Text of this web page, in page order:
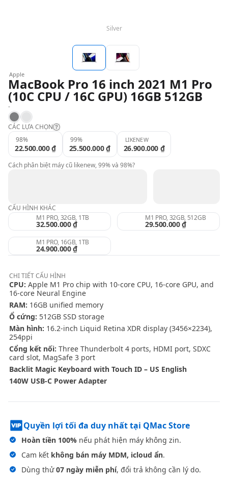
Silver
Apple
MacBook Pro 16 inch 2021 M1 Pro
(10C CPU / 16C GPU) 16GB 512GB
-
Space Gray
Silver
CÁC LỰA CHỌN
Likenew:
98%:
98%
22.500.000 ₫
99%
25.500.000 ₫
LIKENEW
26.900.000 ₫
Cách phân biệt máy cũ likenew, 99% và 98%?
CẤU HÌNH KHÁC
M1 PRO, 32GB, 1TB
32.500.000 ₫
M1 PRO, 32GB, 512GB
29.500.000 ₫
M1 PRO, 16GB, 1TB
24.900.000 ₫
CHI TIẾTCẤU HÌNH
CPU: Apple M1 Pro chip with 10‑core CPU, 16‑core GPU, and
16‑core Neural Engine
RAM: 16GB unified memory
Ổ cứng: 512GB SSD storage
Màn hình: 16.2-inch Liquid Retina XDR display (3456×2234),
254ppi
Cổng kết nối: Three Thunderbolt 4 ports, HDMI port, SDXC
card slot, MagSafe 3 port
Backlit Magic Keyboard with Touch ID – US English
140W USB-C Power Adapter
Quyền lợi tối đa duy nhất tại QMac Store
Hoàn tiền 100% nếu phát hiện máy không zin.
Cam kết không bán máy MDM, icloud ẩn.
Dùng thử07 ngày miễn phí, đổi trả không cần lý do.